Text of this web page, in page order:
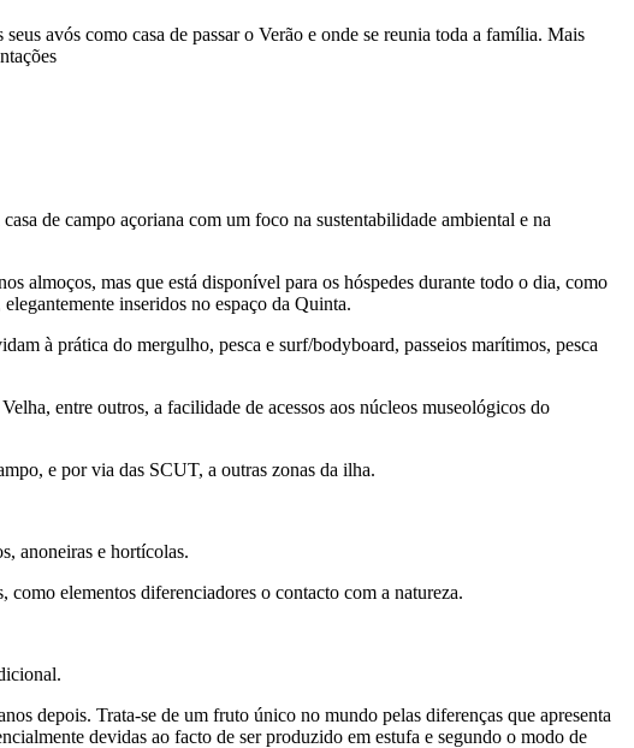
avós como casa de passar o Verão e onde se reunia toda a família. Mais
de campo açoriana com um foco na sustentabilidade ambiental e na
almoços, mas que está disponível para os hóspedes durante todo o dia, como
inseridos no espaço da Quinta.
à prática do mergulho, pesca e surf/bodyboard, passeios marítimos, pesca
entre outros, a facilidade de acessos aos núcleos museológicos do
e por via das SCUT, a outras zonas da ilha.
anoneiras e hortícolas.
elementos diferenciadores o contacto com a natureza.
depois. Trata-se de um fruto único no mundo pelas diferenças que apresenta
devidas ao facto de ser produzido em estufa e segundo o modo de